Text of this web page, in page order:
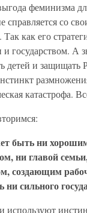
феминизма
справляется со
Так как его
государством. А
детей и
катастрофа.
быть ни
ни главой
создающим
сильного
используют